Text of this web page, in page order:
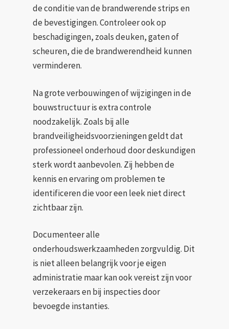
de conditie van de brandwerende strips en
de bevestigingen. Controleer ook op
beschadigingen, zoals deuken, gaten of
scheuren, die de brandwerendheid kunnen
verminderen.
Na grote verbouwingen of wijzigingen in de
bouwstructuur is extra controle
noodzakelijk. Zoals bij alle
brandveiligheidsvoorzieningen geldt dat
professioneel onderhoud door deskundigen
sterk wordt aanbevolen. Zij hebben de
kennis en ervaring om problemen te
identificeren die voor een leek niet direct
zichtbaar zijn.
Documenteer alle
onderhoudswerkzaamheden zorgvuldig. Dit
is niet alleen belangrijk voor je eigen
administratie maar kan ook vereist zijn voor
verzekeraars en bij inspecties door
bevoegde instanties.